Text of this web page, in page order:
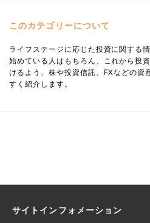
このカテゴリーについて
ライフステージに応じた投資に関する
始めている人はもちろん、これから投
けるよう、株や投資信託、FXなどの資
すく紹介します。
サイトインフォメーション